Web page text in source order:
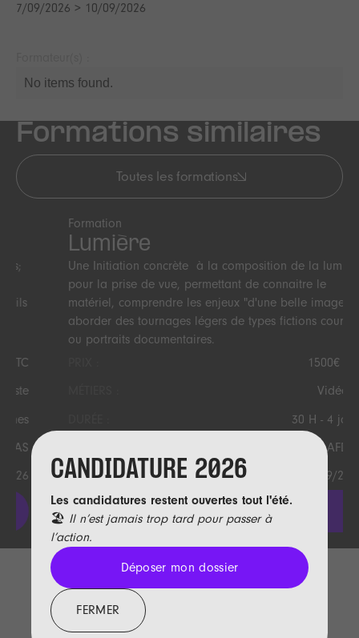
CANDIDATURE 2026
Les candidatures restent ouvertes tout l'été.
🏖️ Il n’est jamais trop tard pour passer à
l’action.
Déposer mon dossier
Déposer mon dossier
FERMER
7/09/2026 > 10/09/2026
No items found.
Formations similaires
Toutes les formations
Formation
Lumière
Une Initiation concrète à la composition de la lumière
pour la prise de vue, permettant de connaitre le
matériel, comprendre les enjeux "d'une belle image" et
aborder des tournages légers de types fictions courtes
ou portraits documentaires.
1500€ TTC
Vidéaste
30 H - 4 jours
FINANCEMENT(S) :
AFDAS
PROCHAINE(S) DATE(S)
7/09/2026 > 10/09/2026
lis les actualités
Nous contacter